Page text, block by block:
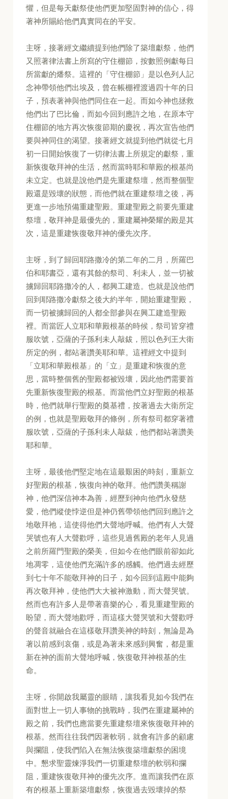
懼，但是每天獻祭使他們更加堅固對神的信心，得
著神所賜給他們真實同在的平安。
主呀，接著經文繼續提到他們除了築壇獻祭，他們
又照著律法書上所寫的守住棚節，按數照例獻每日
所當獻的燔祭。這裡的「守住棚節」是以色列人記
念神帶領他們出埃及，曾在帳棚裡渡過四十年的日
子，預表著神與他們同住在一起。而如今神也拯救
他們出了巴比倫，而如今回到應許之地，在原本守
住棚節的地方再次恢復節期的慶祝，再次宣告他們
要與神同住的渴望。接著經文就提到他們就從七月
初一日開始恢復了一切律法書上所規定的獻祭，重
新恢復敬拜神的生活，然而當時耶和華殿的根基尚
未立定。也就是說他們是先重建祭壇，然而整個聖
殿還是毀壞的狀態，而他們就在重建祭壇之後，再
更進一步地預備重建聖殿。重建聖殿之前要先重建
祭壇，敬拜神是最優先的，重建屬神榮耀的殿是其
次，這是重建恢復敬拜神的優先次序。
主呀，到了歸回耶路撒冷的第二年的二月，所羅巴
伯和耶書亞，還有其餘的祭司、利未人，並一切被
擄歸回耶路撒冷的人，都興工建造。也就是說他們
回到耶路撒冷獻祭之後大約半年，開始重建聖殿，
而一切被擄歸回的人都全部參與在興工建造聖殿
裡。而當匠人立耶和華殿根基的時候，祭司皆穿禮
服吹號，亞薩的子孫利未人敲鈸，照以色列王大衛
所定的例，都站著讚美耶和華。這裡經文中提到
「立耶和華殿根基」的「立」是重建和恢復的意
思，當時整個舊的聖殿都被毀壞，因此他們需要首
先重新恢復聖殿的根基。而當他們立好聖殿的根基
時，他們就舉行聖殿的奠基禮，按著過去大衛所定
的例，也就是聖殿敬拜的條例，所有祭司都穿著禮
服吹號，亞薩的子孫利未人敲鈸，他們都站著讚美
耶和華。
主呀，最後他們堅定地在這最艱困的時刻，重新立
好聖殿的根基，恢復向神的敬拜。他們讚美稱謝
神，他們深信神本為善，經歷到神向他們永發慈
愛，他們縱使悖逆但是神仍舊帶領他們回到應許之
地敬拜祂，這使得他們大聲地呼喊。他們有人大聲
哭號也有人大聲歡呼，這些見過舊殿的老年人見過
之前所羅門聖殿的榮美，但如今在他們眼前卻如此
地凋零，這使他們充滿許多的感觸。他們過去經歷
到七十年不能敬拜神的日子，如今回到這殿中能夠
再次敬拜神，使他們大大被神激動，而大聲哭號。
然而也有許多人是帶著喜樂的心，看見重建聖殿的
盼望，而大聲地歡呼，而這樣大聲哭號和大聲歡呼
的聲音就融合在這樣敬拜讚美神的時刻，無論是為
著以前感到哀傷，或是為著未來感到興奮，都是重
新在神的面前大聲地呼喊，恢復敬拜神根基的生
命。
主呀，你開啟我屬靈的眼睛，讓我看見如今我們在
面對世上一切人事物的挑戰時，我們在重建屬神的
殿之前，我們也應當要先重建祭壇來恢復敬拜神的
根基。然而往往我們因著軟弱，就會有許多的顧慮
與攔阻，使我們陷入在無法恢復築壇獻祭的困境
中。懇求聖靈煉淨我們一切重建祭壇的軟弱和攔
阻，重建恢復敬拜神的優先次序。進而讓我們在原
有的根基上重新築壇獻祭，恢復過去毀壞掉的祭